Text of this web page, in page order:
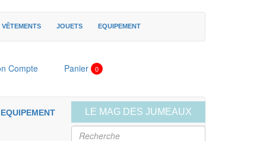
VÊTEMENTS JOUETS EQUIPEMENT
Compte Panier 0
LE MAG DES JUMEAUX
EQUIPEMENT LISTE DE NAISSANCE